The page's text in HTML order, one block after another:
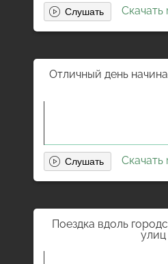
Скачать
Отличный день
Скачать
Поездка вдоль
улиц